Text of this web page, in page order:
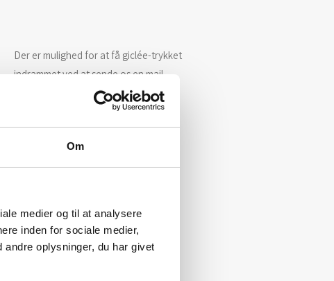
Om
medier og til at analysere
inden for sociale medier,
oplysninger, du har givet
Der er mulighed for at få giclée-trykket
indrammet ved at sende os en mail.